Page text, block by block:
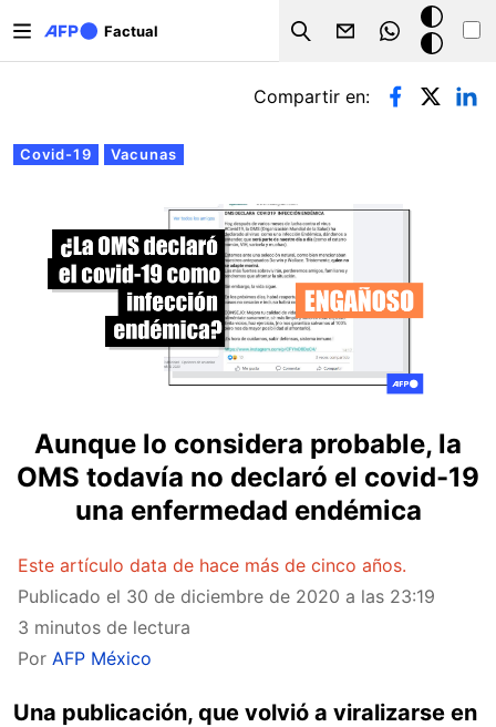
Factual
Search
Modo
oscuro
Solapas principales
Covid-19 Vacunas
Compartir en:
Aunque lo considera probable, la
OMS todavía no declaró el covid-19
una enfermedad endémica
Este artículo data de hace más de cinco años.
Publicado el 30 de diciembre de 2020 a las 23:19
3 minutos de lectura
Por AFP México
Una publicación, que volvió a viralizarse en